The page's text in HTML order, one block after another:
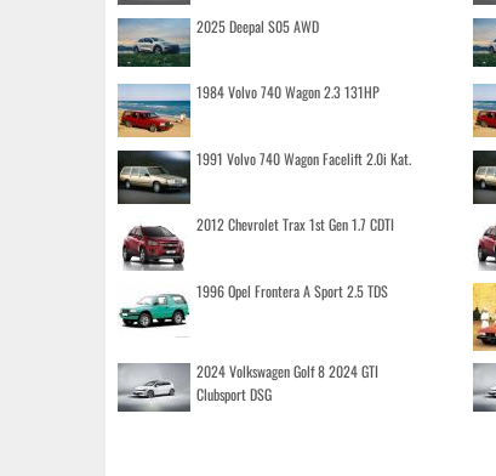
2025 Deepal S05 AWD
1984 Volvo 740 Wagon 2.3 131HP
1991 Volvo 740 Wagon Facelift 2.0i Kat.
2012 Chevrolet Trax 1st Gen 1.7 CDTI
1996 Opel Frontera A Sport 2.5 TDS
2024 Volkswagen Golf 8 2024 GTI
Clubsport DSG